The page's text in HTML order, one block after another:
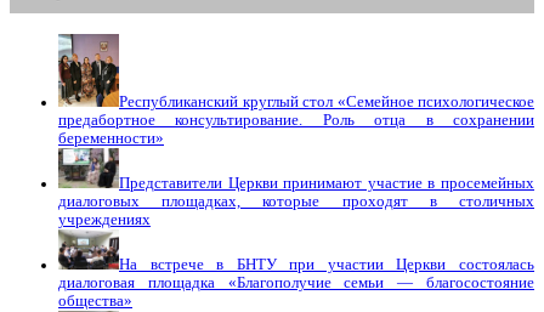
Республиканский круглый стол «Семейное психологическое
предабортное консультирование. Роль отца в сохранении
беременности»
Представители Церкви принимают участие в просемейных
диалоговых площадках, которые проходят в столичных
учреждениях
На встрече в БНТУ при участии Церкви состоялась
диалоговая площадка «Благополучие семьи — благосостояние
общества»